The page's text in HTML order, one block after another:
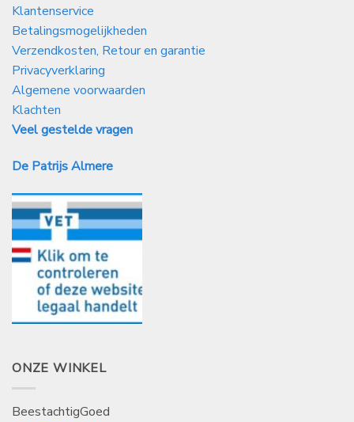
Klantenservice
Betalingsmogelijkheden
Verzendkosten, Retour en garantie
Privacyverklaring
Algemene voorwaarden
Klachten
Veel gestelde vragen
De Patrijs Almere
ONZE WINKEL
BeestachtigGoed